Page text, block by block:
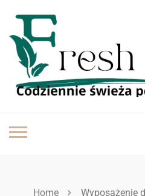
content
Home Wyposażenie